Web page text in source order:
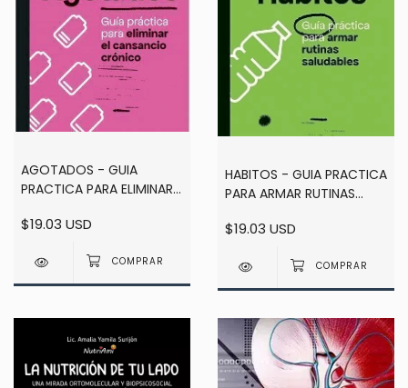
AGOTADOS - GUIA
PRACTICA PARA ELIMINAR
- FACUNDO PEREYRA
$19.03 USD
HABITOS - GUIA PRACTICA
PARA ARMAR RUTINAS
PEREYRA
$19.03 USD